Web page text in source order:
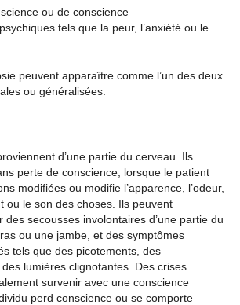
ou de conscience
tels que la peur, l’anxiété ou le
peuvent apparaître comme l’un des deux
ou généralisées.
d’une partie du cerveau. Ils
perte de conscience, lorsque le patient
modifiées ou modifie l’apparence, l’odeur,
ou le son des choses. Ils peuvent
des secousses involontaires d’une partie du
ou une jambe, et des symptômes
tels que des picotements, des
lumières clignotantes. Des crises
survenir avec une conscience
perd conscience ou se comporte